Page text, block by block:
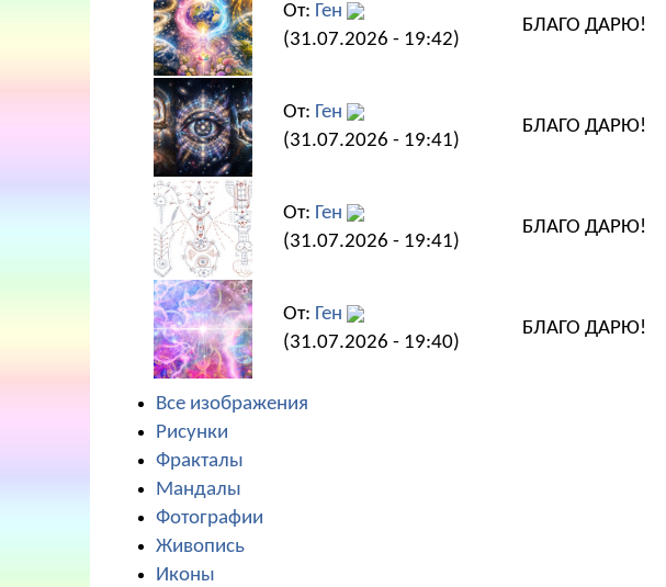
От: Ген
(31.07.2026 - 19:42)
БЛАГО ДАРЮ!
От: Ген
(31.07.2026 - 19:41)
БЛАГО ДАРЮ!
От: Ген
(31.07.2026 - 19:41)
БЛАГО ДАРЮ!
От: Ген
(31.07.2026 - 19:40)
БЛАГО ДАРЮ!
Все изображения
Рисунки
Фракталы
Мандалы
Фотографии
Живопись
Иконы